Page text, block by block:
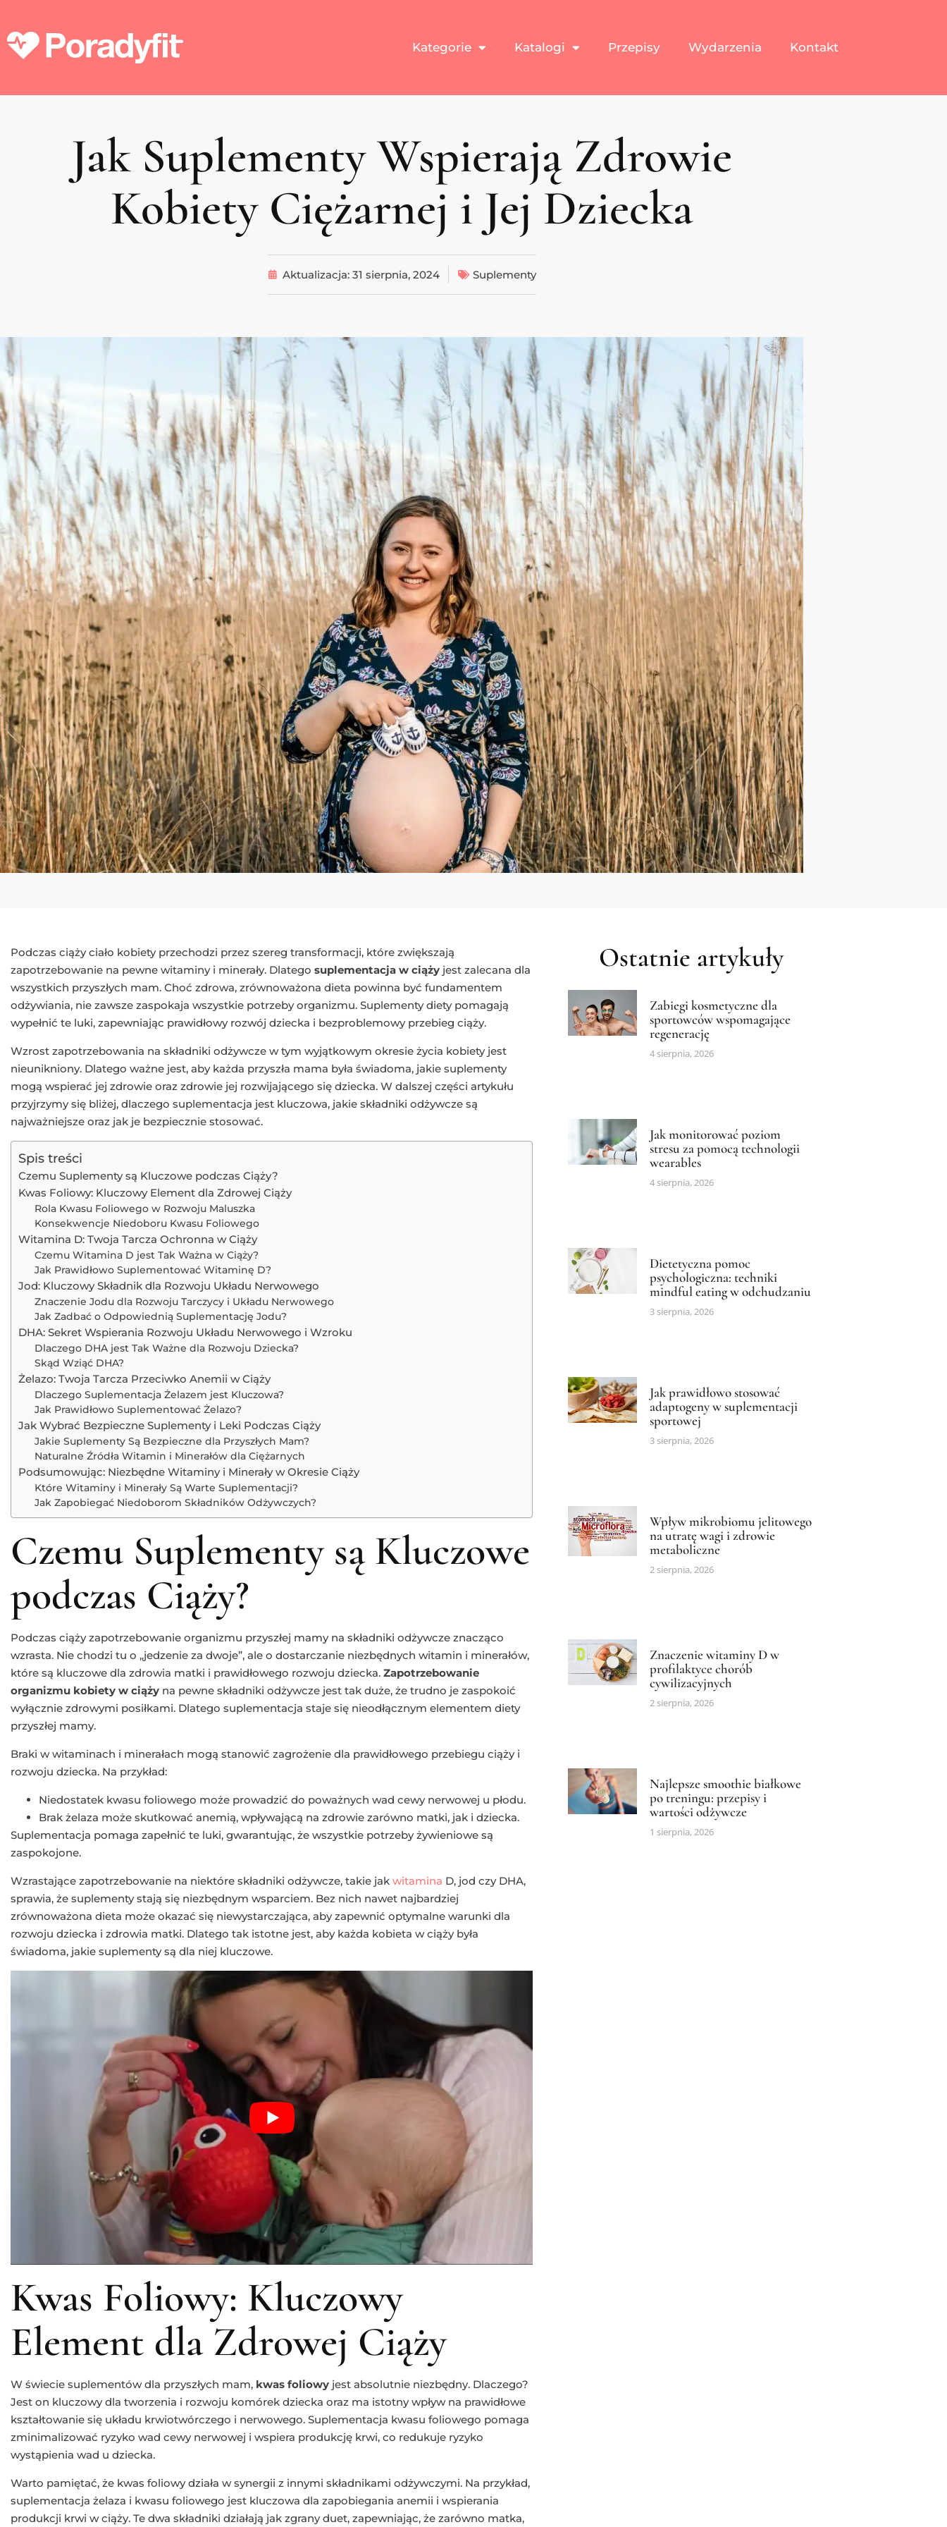
Kategorie Katalogi Przepisy Wydarzenia Kontakt
Jak Suplementy Wspierają Zdrowie
Kobiety Ciężarnej i Jej Dziecka
Aktualizacja: 31 sierpnia, 2024 Suplementy
Podczas ciąży ciało kobiety przechodzi przez szereg transformacji, które zwiększają
zapotrzebowanie na pewne witaminy i minerały. Dlatego suplementacja w ciąży jest zalecana dla
wszystkich przyszłych mam. Choć zdrowa, zrównoważona dieta powinna być fundamentem
odżywiania, nie zawsze zaspokaja wszystkie potrzeby organizmu. Suplementy diety pomagają
wypełnić te luki, zapewniając prawidłowy rozwój dziecka i bezproblemowy przebieg ciąży.
Wzrost zapotrzebowania na składniki odżywcze w tym wyjątkowym okresie życia kobiety jest
nieunikniony. Dlatego ważne jest, aby każda przyszła mama była świadoma, jakie suplementy
mogą wspierać jej zdrowie oraz zdrowie jej rozwijającego się dziecka. W dalszej części artykułu
przyjrzymy się bliżej, dlaczego suplementacja jest kluczowa, jakie składniki odżywcze są
najważniejsze oraz jak je bezpiecznie stosować.
Spis treści
Czemu Suplementy są Kluczowe podczas Ciąży?
Kwas Foliowy: Kluczowy Element dla Zdrowej Ciąży
Rola Kwasu Foliowego w Rozwoju Maluszka
Konsekwencje Niedoboru Kwasu Foliowego
Witamina D: Twoja Tarcza Ochronna w Ciąży
Czemu Witamina D jest Tak Ważna w Ciąży?
Jak Prawidłowo Suplementować Witaminę D?
Jod: Kluczowy Składnik dla Rozwoju Układu Nerwowego
Znaczenie Jodu dla Rozwoju Tarczycy i Układu Nerwowego
Jak Zadbać o Odpowiednią Suplementację Jodu?
DHA: Sekret Wspierania Rozwoju Układu Nerwowego i Wzroku
Dlaczego DHA jest Tak Ważne dla Rozwoju Dziecka?
Skąd Wziąć DHA?
Żelazo: Twoja Tarcza Przeciwko Anemii w Ciąży
Dlaczego Suplementacja Żelazem jest Kluczowa?
Jak Prawidłowo Suplementować Żelazo?
Jak Wybrać Bezpieczne Suplementy i Leki Podczas Ciąży
Jakie Suplementy Są Bezpieczne dla Przyszłych Mam?
Naturalne Źródła Witamin i Minerałów dla Ciężarnych
Podsumowując: Niezbędne Witaminy i Minerały w Okresie Ciąży
Które Witaminy i Minerały Są Warte Suplementacji?
Jak Zapobiegać Niedoborom Składników Odżywczych?
Czemu Suplementy są Kluczowe
podczas Ciąży?
Podczas ciąży zapotrzebowanie organizmu przyszłej mamy na składniki odżywcze znacząco
wzrasta. Nie chodzi tu o „jedzenie za dwoje”, ale o dostarczanie niezbędnych witamin i minerałów,
które są kluczowe dla zdrowia matki i prawidłowego rozwoju dziecka. Zapotrzebowanie
organizmu kobiety w ciąży na pewne składniki odżywcze jest tak duże, że trudno je zaspokoić
wyłącznie zdrowymi posiłkami. Dlatego suplementacja staje się nieodłącznym elementem diety
przyszłej mamy.
Braki w witaminach i minerałach mogą stanowić zagrożenie dla prawidłowego przebiegu ciąży i
rozwoju dziecka. Na przykład:
Niedostatek kwasu foliowego może prowadzić do poważnych wad cewy nerwowej u płodu.
Brak żelaza może skutkować anemią, wpływającą na zdrowie zarówno matki, jak i dziecka.
Suplementacja pomaga zapełnić te luki, gwarantując, że wszystkie potrzeby żywieniowe są
zaspokojone.
Wzrastające zapotrzebowanie na niektóre składniki odżywcze, takie jak witamina D, jod czy DHA,
sprawia, że suplementy stają się niezbędnym wsparciem. Bez nich nawet najbardziej
zrównoważona dieta może okazać się niewystarczająca, aby zapewnić optymalne warunki dla
rozwoju dziecka i zdrowia matki. Dlatego tak istotne jest, aby każda kobieta w ciąży była
świadoma, jakie suplementy są dla niej kluczowe.
Kwas Foliowy: Kluczowy
Element dla Zdrowej Ciąży
W świecie suplementów dla przyszłych mam, kwas foliowy jest absolutnie niezbędny. Dlaczego?
Jest on kluczowy dla tworzenia i rozwoju komórek dziecka oraz ma istotny wpływ na prawidłowe
kształtowanie się układu krwiotwórczego i nerwowego. Suplementacja kwasu foliowego pomaga
zminimalizować ryzyko wad cewy nerwowej i wspiera produkcję krwi, co redukuje ryzyko
wystąpienia wad u dziecka.
Warto pamiętać, że kwas foliowy działa w synergii z innymi składnikami odżywczymi. Na przykład,
suplementacja żelaza i kwasu foliowego jest kluczowa dla zapobiegania anemii i wspierania
produkcji krwi w ciąży. Te dwa składniki działają jak zgrany duet, zapewniając, że zarówno matka,
Ostatnie artykuły
Zabiegi kosmetyczne dla
sportowców wspomagające
regenerację
4 sierpnia, 2026
Jak monitorować poziom
stresu za pomocą technologii
wearables
4 sierpnia, 2026
Dietetyczna pomoc
psychologiczna: techniki
mindful eating w odchudzaniu
3 sierpnia, 2026
Jak prawidłowo stosować
adaptogeny w suplementacji
sportowej
3 sierpnia, 2026
Wpływ mikrobiomu jelitowego
na utratę wagi i zdrowie
metaboliczne
2 sierpnia, 2026
Znaczenie witaminy D w
profilaktyce chorób
cywilizacyjnych
2 sierpnia, 2026
Najlepsze smoothie białkowe
po treningu: przepisy i
wartości odżywcze
1 sierpnia, 2026